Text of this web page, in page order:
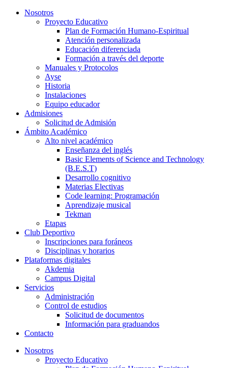
Nosotros
Proyecto Educativo
Plan de Formación Humano-Espiritual
Atención personalizada
Educación diferenciada
Formación a través del deporte
Manuales y Protocolos
Ayse
Historia
Instalaciones
Equipo educador
Admisiones
Solicitud de Admisión
Ámbito Académico
Alto nivel académico
Enseñanza del inglés
Basic Elements of Science and Technology
(B.E.S.T)
Desarrollo cognitivo
Materias Electivas
Code learning: Programación
Aprendizaje musical
Tekman
Etapas
Club Deportivo
Inscripciones para foráneos
Disciplinas y horarios
Plataformas digitales
Akdemia
Campus Digital
Servicios
Administración
Control de estudios
Solicitud de documentos
Información para graduandos
Contacto
Nosotros
Proyecto Educativo